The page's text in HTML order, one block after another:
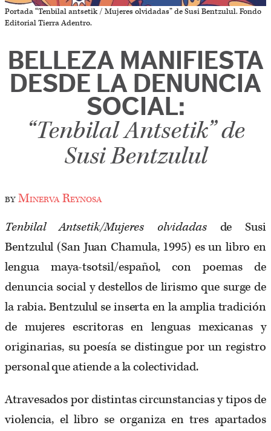
Portada “Tenbilal antsetik / Mujeres olvidadas” de Susi Bentzulul. Fondo
Editorial Tierra Adentro.
BELLEZA MANIFIESTA
DESDE LA DENUNCIA
SOCIAL:
“Tenbilal Antsetik” de
Susi Bentzulul
byMinerva Reynosa
Tenbilal Antsetik/Mujeres olvidadasde Susi
Bentzulul (San Juan Chamula, 1995) es un libro en
lengua maya-tsotsil/español, con poemas de
denuncia social y destellos de lirismo que surge de
la rabia. Bentzulul se inserta en la amplia tradición
de mujeres escritoras en lenguas mexicanas y
originarias, su poesía se distingue por un registro
personal que atiende a la colectividad.
Atravesados por distintas circunstancias y tipos de
violencia, el libro se organiza en tres apartados